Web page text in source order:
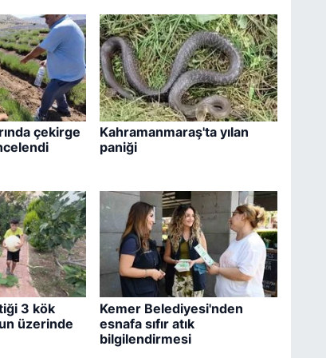
çekirge
Kahramanmaraş'ta yılan
paniği
3 kök
üzerinde
Kemer Belediyesi'nden
esnafa sıfır atık
bilgilendirmesi